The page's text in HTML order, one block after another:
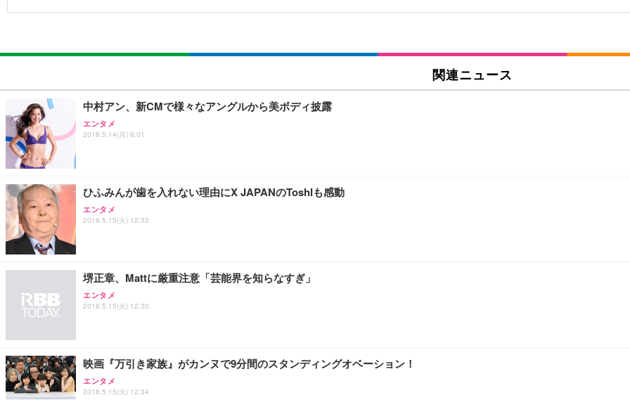
関連ニュース
中村アン、新CMで様々なアングルから美ボディ披露
エンタメ
2018.5.14(月) 6:01
ひふみんが歯を入れない理由にX JAPANのToshIも感動
エンタメ
2018.5.15(火) 12:33
堺正章、Mattに厳重注意「芸能界を知らなすぎ」
エンタメ
2018.5.15(火) 12:30
映画『万引き家族』がカンヌで9分間のスタンディングオベーション！
エンタメ
2018.5.15(火) 12:34